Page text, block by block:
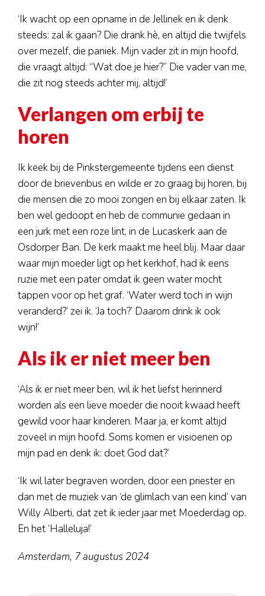
‘Ik wacht op een opname in de Jellinek en ik denk
steeds: zal ik gaan? Die drank hè, en altijd die twijfels
over mezelf, die paniek. Mijn vader zit in mijn hoofd,
die vraagt altijd: “Wat doe je hier?” Die vader van me,
die zit nog steeds achter mij, altijd!’
Verlangen om erbij te
horen
Ik keek bij de Pinkstergemeente tijdens een dienst
door de brievenbus en wilde er zo graag bij horen, bij
die mensen die zo mooi zongen en bij elkaar zaten. Ik
ben wel gedoopt en heb de communie gedaan in
een jurk met een roze lint, in de Lucaskerk aan de
Osdorper Ban. De kerk maakt me heel blij. Maar daar
waar mijn moeder ligt op het kerkhof, had ik eens
ruzie met een pater omdat ik geen water mocht
tappen voor op het graf. ‘Water werd toch in wijn
veranderd?’ zei ik. ‘Ja toch?’ Daarom drink ik ook
wijn!’
Als ik er niet meer ben
‘Als ik er niet meer ben, wil ik het liefst herinnerd
worden als een lieve moeder die nooit kwaad heeft
gewild voor haar kinderen. Maar ja, er komt altijd
zoveel in mijn hoofd. Soms komen er visioenen op
mijn pad en denk ik: doet God dat?’
‘Ik wil later begraven worden, door een priester en
dan met de muziek van ‘de glimlach van een kind’ van
Willy Alberti, dat zet ik ieder jaar met Moederdag op.
En het ‘Halleluja!’
Amsterdam, 7 augustus 2024